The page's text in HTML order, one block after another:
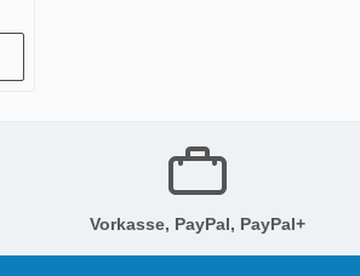
Vorkasse, PayPal, PayPal+